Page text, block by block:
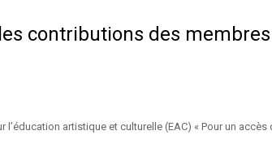
contributions des membres
artistique et culturelle (EAC) « Pour un accès